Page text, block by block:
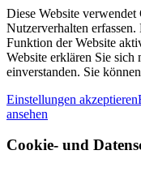
Diese Website
Nutzerverhalten
Funktion der Website
Website erklären Sie
einverstanden. Sie
Einstellungen akzeptieren
ansehen
Cookie- und